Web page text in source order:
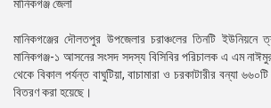
মানিকগঞ্জ জেলা
মানিকগঞ্জের দৌলতপুর উপজেলার চরাঞ্চলের তিনটি ইউনিয়নে
মানিকগঞ্জ-১ আসনের সংসদ সদস্য বিসিবির পরিচালক এ এম
থেকে বিকাল পর্যন্ত বাঘুটিয়া, বাচামারা ও চরকাটারীর বন্যা
বিতরণ করা হয়েছে।